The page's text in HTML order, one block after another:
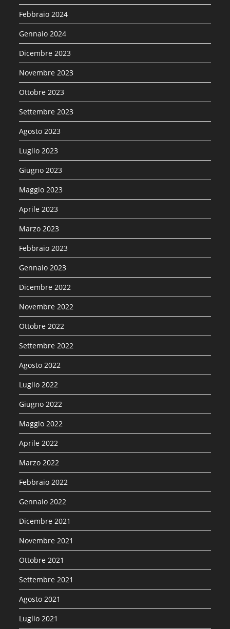
Febbraio 2024
Gennaio 2024
Dicembre 2023
Novembre 2023
Ottobre 2023
Settembre 2023
Agosto 2023
Luglio 2023
Giugno 2023
Maggio 2023
Aprile 2023
Marzo 2023
Febbraio 2023
Gennaio 2023
Dicembre 2022
Novembre 2022
Ottobre 2022
Settembre 2022
Agosto 2022
Luglio 2022
Giugno 2022
Maggio 2022
Aprile 2022
Marzo 2022
Febbraio 2022
Gennaio 2022
Dicembre 2021
Novembre 2021
Ottobre 2021
Settembre 2021
Agosto 2021
Luglio 2021